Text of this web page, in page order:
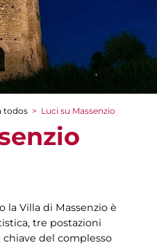
todos > Luci su Massenzio
Villa di Massenzio è
tre postazioni
del complesso